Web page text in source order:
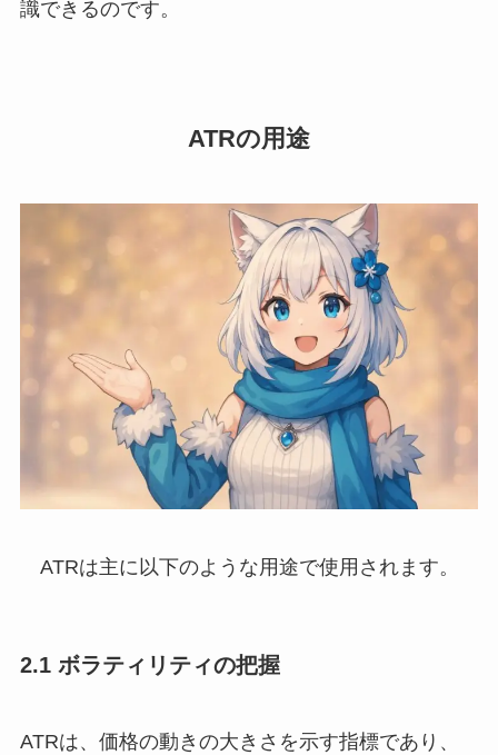
識できるのです。
ATRの用途
ATRは主に以下のような用途で使用されます。
2.1 ボラティリティの把握
ATRは、価格の動きの大きさを示す指標であり、